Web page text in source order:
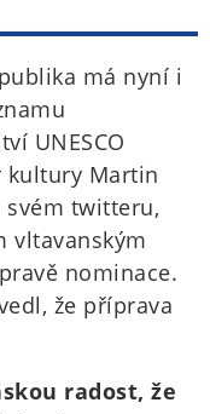
má nyní i
UNESCO
kultury Martin
svém twitteru,
vltavanským
nominace.
že příprava
radost, že